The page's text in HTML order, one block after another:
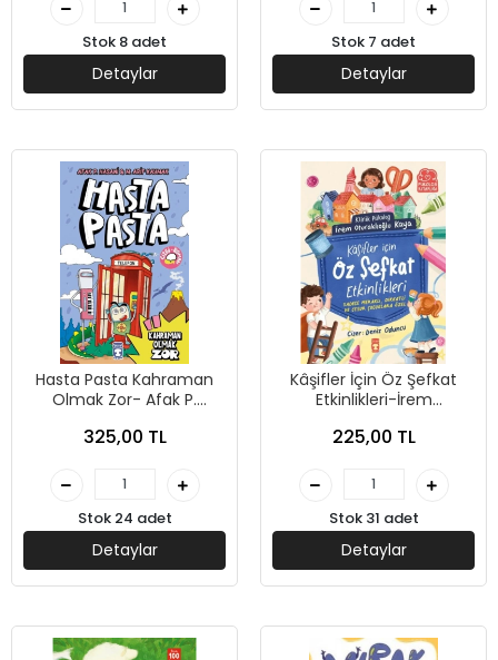
Stok 8 adet
Detaylar
Stok 7 adet
Detaylar
Hasta Pasta Kahraman
Olmak Zor- Afak P.
325,00 TL
Stok 24 adet
Detaylar
Kâşifler İçin Öz Şefkat
Etkinlikleri-İrem
Çocuk
225,00 TL
Stok 31 adet
Detaylar